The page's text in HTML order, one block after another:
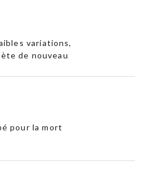
variations,
de nouveau
pour la mort